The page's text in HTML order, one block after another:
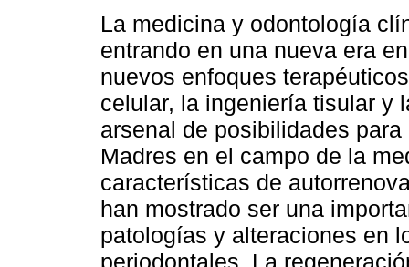
La medicina y odontología
entrando en una nueva era
nuevos enfoques
celular, la ingeniería tisular y
arsenal de posibilidades
Madres en el campo de la
características de
han mostrado ser una
patologías y alteraciones en
periodontales. La